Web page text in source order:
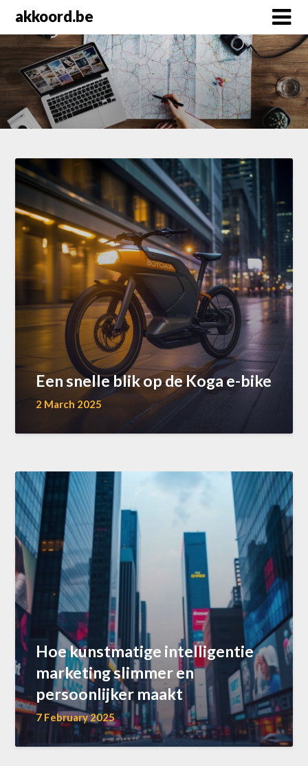
content
akkoord.be
Een snelle blik op de Koga e-bike
2 March 2025
Hoe kunstmatige intelligentie
marketing slimmer en
persoonlijker maakt
7 February 2025